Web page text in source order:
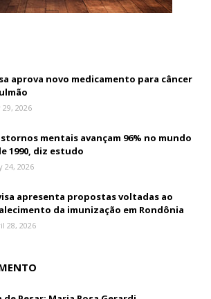
aprova novo medicamento para câncer
29, 2026
mentais avançam 96% no mundo
1990, diz estudo
24, 2026
apresenta propostas voltadas ao
da imunização em Rondônia
28, 2026